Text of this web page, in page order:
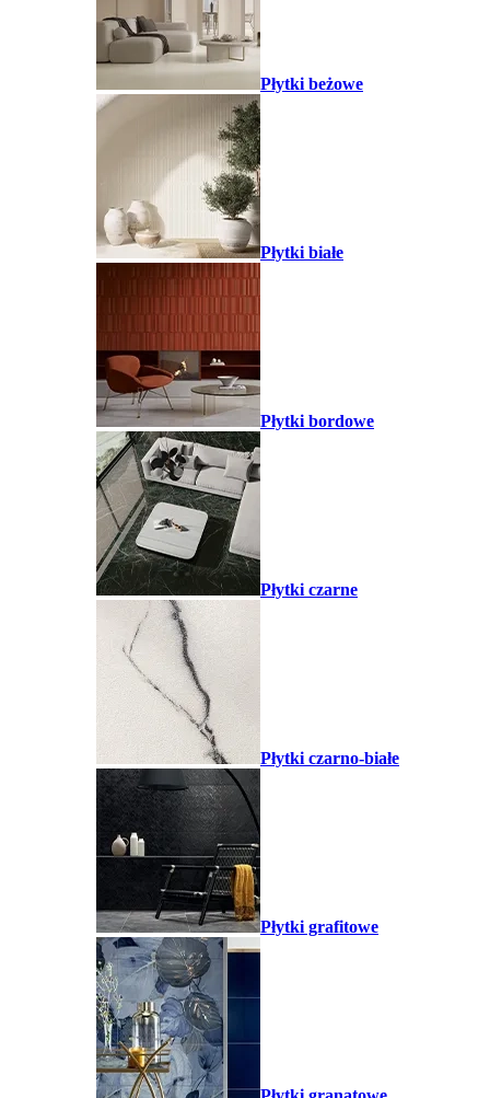
Płytki beżowe
Płytki białe
Płytki bordowe
Płytki czarne
Płytki czarno-białe
Płytki grafitowe